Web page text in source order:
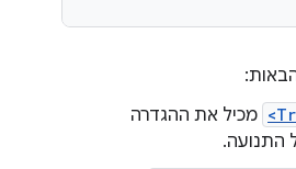
מכיל את ההגדרה
התנועה.